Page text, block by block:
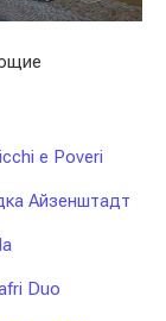
e Poveri
Айзенштадт
Duo